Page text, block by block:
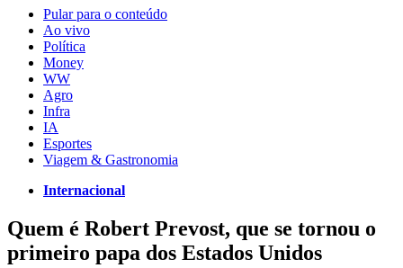
Pular para o conteúdo
Ao vivo
Política
Money
WW
Agro
Infra
IA
Esportes
Viagem & Gastronomia
Internacional
Quem é Robert Prevost, que se tornou o
primeiro papa dos Estados Unidos